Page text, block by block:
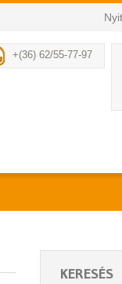
+(36) 62/55-77-97
KERESÉS